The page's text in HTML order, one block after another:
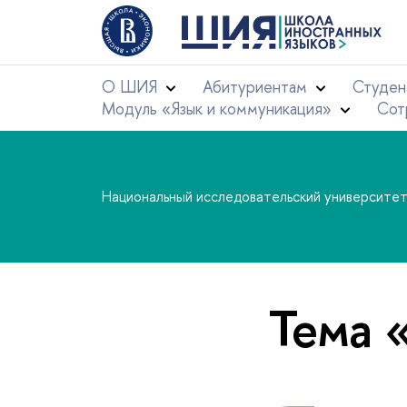
О ШИЯ Абитуриентам
Модуль «Язык и коммуникация»
Национальный исследовательский
Тема